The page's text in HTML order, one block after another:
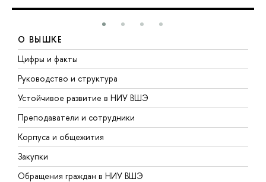
О ВЫШКЕ
Цифры и факты
Руководство и структура
Устойчивое развитие в НИУ ВШЭ
Преподаватели и сотрудники
Корпуса и общежития
Закупки
Обращения граждан в НИУ ВШЭ